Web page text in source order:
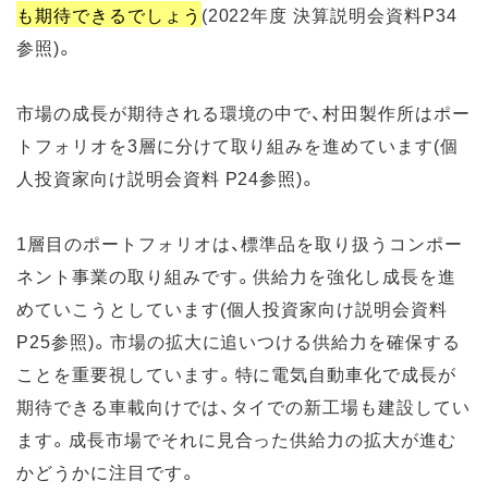
も期待できるでしょう (2022年度 決算説明会資料P34
参照)。
市場の成長が期待される環境の中で、村田製作所はポー
トフォリオを3層に分けて取り組みを進めています(個
人投資家向け説明会資料 P24参照)。
1層目のポートフォリオは、標準品を取り扱うコンポー
ネント事業の取り組みです。供給力を強化し成長を進
めていこうとしています(個人投資家向け説明会資料
P25参照)。市場の拡大に追いつける供給力を確保する
ことを重要視しています。特に電気自動車化で成長が
期待できる車載向けでは、タイでの新工場も建設してい
ます。成長市場でそれに見合った供給力の拡大が進む
かどうかに注目です。